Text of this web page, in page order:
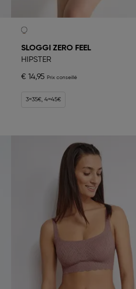
SLOGGI ZERO FEEL
HIPSTER
€ 14,95
3=35€, 4=45€